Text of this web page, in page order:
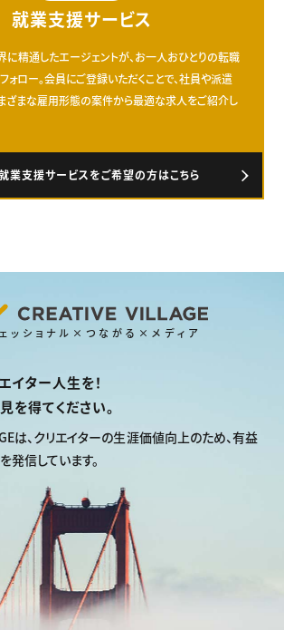
就業支援サービス
に精通したエージェントが、お一人おひとりの転職
ォロー。会員にご登録いただくことで、社員や派遣
ざまな雇用形態の案件から最適な求人をご紹介し
業支援サービスをご希望の方はこちら
ッショナル×つながる×メディア
イター人生を！
を得てください。
は、 クリエイターの生涯価値向上のため、有益
発信しています。